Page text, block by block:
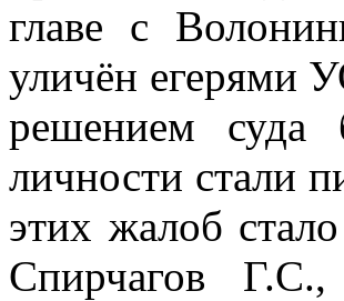
главе с
уличён егерями
решением суда
личности стали
этих жалоб
Спирчагов